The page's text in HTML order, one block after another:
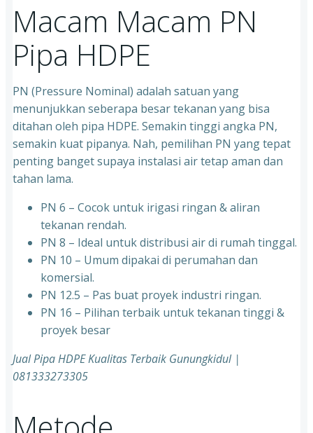
Macam Macam PN
Pipa HDPE
PN (Pressure Nominal) adalah satuan yang
menunjukkan seberapa besar tekanan yang bisa
ditahan oleh pipa HDPE. Semakin tinggi angka PN,
semakin kuat pipanya. Nah, pemilihan PN yang tepat
penting banget supaya instalasi air tetap aman dan
tahan lama.
PN 6 – Cocok untuk irigasi ringan & aliran
tekanan rendah.
PN 8 – Ideal untuk distribusi air di rumah tinggal.
PN 10 – Umum dipakai di perumahan dan
komersial.
PN 12.5 – Pas buat proyek industri ringan.
PN 16 – Pilihan terbaik untuk tekanan tinggi &
proyek besar
Jual Pipa HDPE Kualitas Terbaik Gunungkidul |
081333273305